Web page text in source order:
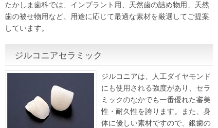
たかしま歯科では、インプラント用、天然歯の詰め物用、天然
歯の被せ物用など、用途に応じて最適な素材を厳選してご提案
しています。
ジルコニアセラミック
ジルコニアは、人工ダイヤモンド
にも使用される強度があり、セラ
ミックのなかでも一番優れた審美
性・耐久性を誇ります。また、身
体に優しい素材ですので、銀歯の